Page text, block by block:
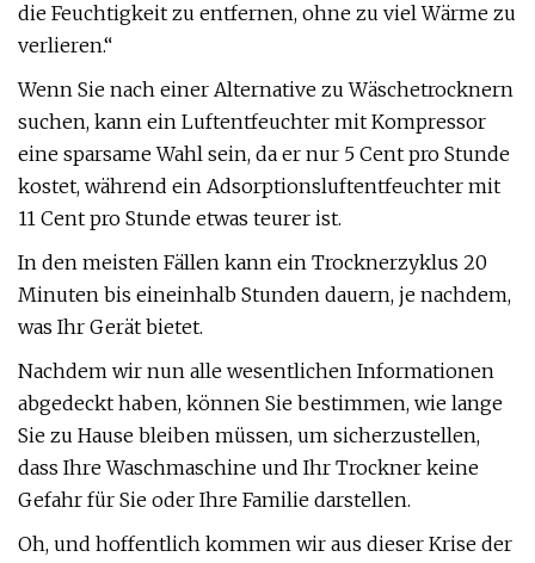
die Feuchtigkeit zu entfernen, ohne zu viel Wärme zu
verlieren.“
Wenn Sie nach einer Alternative zu Wäschetrocknern
suchen, kann ein Luftentfeuchter mit Kompressor
eine sparsame Wahl sein, da er nur 5 Cent pro Stunde
kostet, während ein Adsorptionsluftentfeuchter mit
11 Cent pro Stunde etwas teurer ist.
In den meisten Fällen kann ein Trocknerzyklus 20
Minuten bis eineinhalb Stunden dauern, je nachdem,
was Ihr Gerät bietet.
Nachdem wir nun alle wesentlichen Informationen
abgedeckt haben, können Sie bestimmen, wie lange
Sie zu Hause bleiben müssen, um sicherzustellen,
dass Ihre Waschmaschine und Ihr Trockner keine
Gefahr für Sie oder Ihre Familie darstellen.
Oh, und hoffentlich kommen wir aus dieser Krise der